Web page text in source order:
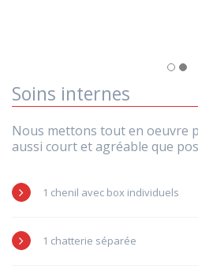
Soins internes
Nous mettons tout en oeuvre
aussi court et agréable que
1 chenil avec box individuels
1 chatterie séparée